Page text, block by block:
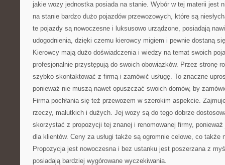
jakie wozy jednostka posiada na stanie. Wybór w tej materii jest
na stanie bardzo dużo pojazdów przewozowych, które są
te pojazdy są nowoczesne i luksusowo urządzone, posiadają
udogodnienia, dzięki czemu kierowcy migiem i pewnie dostaną
Kierowcy mają dużo doświadczenia i wiedzy na temat swoich
profesjonalnie przystępują do swoich obowiązków. Przez stronę
szybko skontaktować z firmą i zamówić usługę. To znaczne
ponieważ nie muszą nawet opuszczać swoich domów, by
Firma pochłania się też przewozem w szerokim aspekcie.
rzeczy, malutkich i dużych. Jej wozy są do tego dobrze
skorzystać z propozycji tej znanej i renomowanej firmy,
dla klientów. Ceny za usługi także są ogromnie celowe, co także
Propozycja jest nowoczesna i bez ustanku jest poszerzana z
posiadają bardziej wygórowane wyczekiwania.